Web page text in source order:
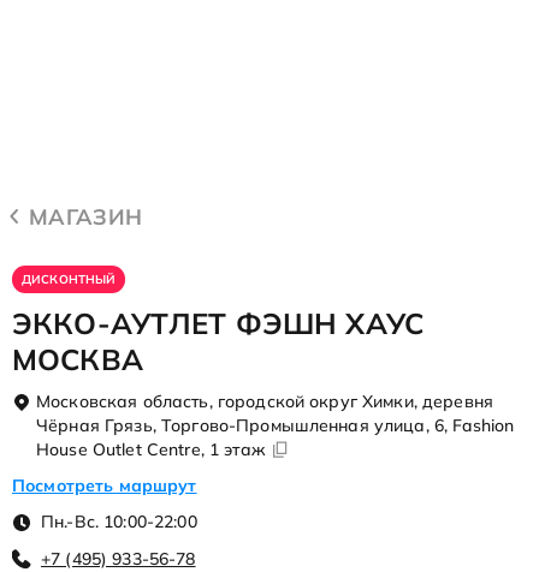
МАГАЗИН
ДИСКОНТНЫЙ
ЭККО-АУТЛЕТ ФЭШН ХАУС
МОСКВА
Московская область, городской округ Химки, деревня
Чёрная Грязь, Торгово-Промышленная улица, 6, Fashion
House Outlet Centre, 1 этаж
Посмотреть маршрут
Пн.-Вс. 10:00-22:00
+7 (495) 933-56-78